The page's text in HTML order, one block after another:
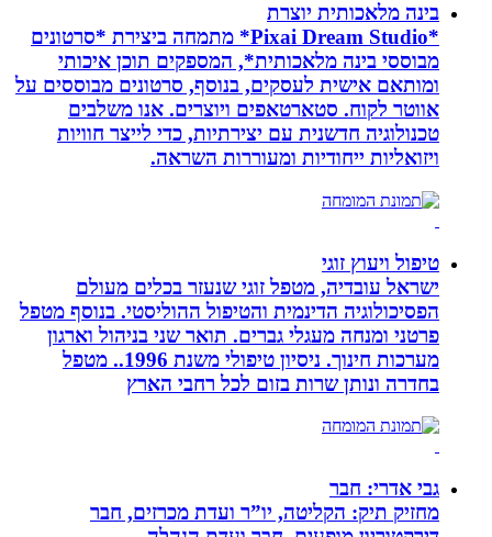
בינה מלאכותית יוצרת
*Pixai Dream Studio* מתמחה ביצירת *סרטונים
מבוססי בינה מלאכותית*, המספקים תוכן איכותי
ומותאם אישית לעסקים, בנוסף, סרטונים מבוססים על
אווטר לקוח. סטארטאפים ויוצרים. אנו משלבים
טכנולוגיה חדשנית עם יצירתיות, כדי לייצר חוויות
ויזואליות ייחודיות ומעוררות השראה.
טיפול ויעוץ זוגי
ישראל עובדיה, מטפל זוגי שנעזר בכלים מעולם
הפסיכולוגיה הדינמית והטיפול ההוליסטי. בנוסף מטפל
פרטני ומנחה מעגלי גברים. תואר שני בניהול וארגון
מערכות חינוך. ניסיון טיפולי משנת 1996.. מטפל
בחדרה ונותן שרות בזום לכל רחבי הארץ
גבי אדרי: חבר
מחזיק תיק: הקליטה, יו”ר ועדת מכרזים, חבר